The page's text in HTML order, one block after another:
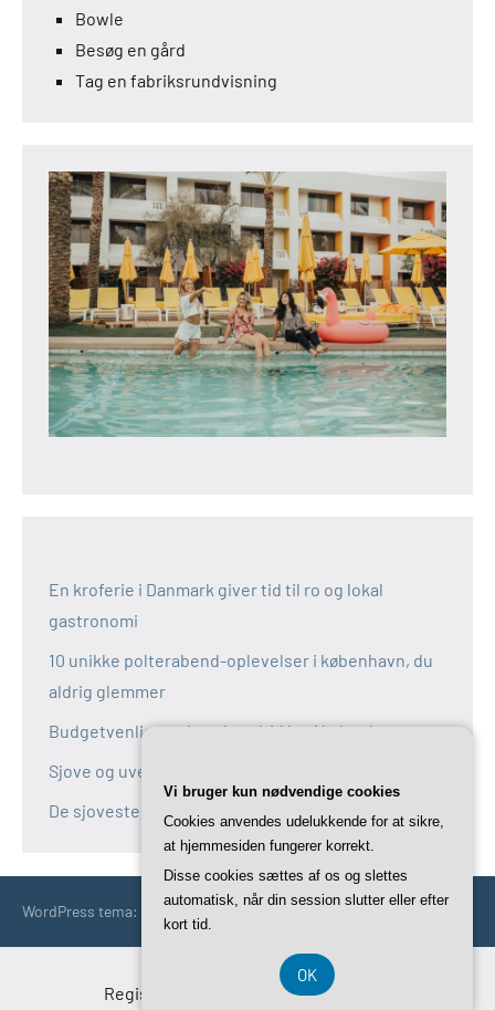
Bowle
Besøg en gård
Tag en fabriksrundvisning
En kroferie i Danmark giver tid til ro og lokal
gastronomi
10 unikke polterabend-oplevelser i københavn, du
aldrig glemmer
Budgetvenlige polterabend-idéer i københavn
Sjove og uventede polterabend-idéer i københavn
De sjoveste aktiviteter til polterabend i københavn
WordPress tema: Occasio by ThemeZee.
Registreringsnummer DK-37 40 77 39
Vi bruger kun nødvendige cookies
Cookies anvendes udelukkende for at sikre,
at hjemmesiden fungerer korrekt.
Disse cookies sættes af os og slettes
automatisk, når din session slutter eller efter
kort tid.
OK